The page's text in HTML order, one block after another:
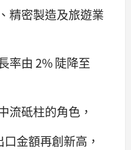
精密製造及旅遊業
率由 2% 陡降至
流砥柱的角色，
金額再創新高，